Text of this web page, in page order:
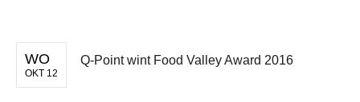
WO
OKT 12
Q-Point wint Food Valley Award 2016